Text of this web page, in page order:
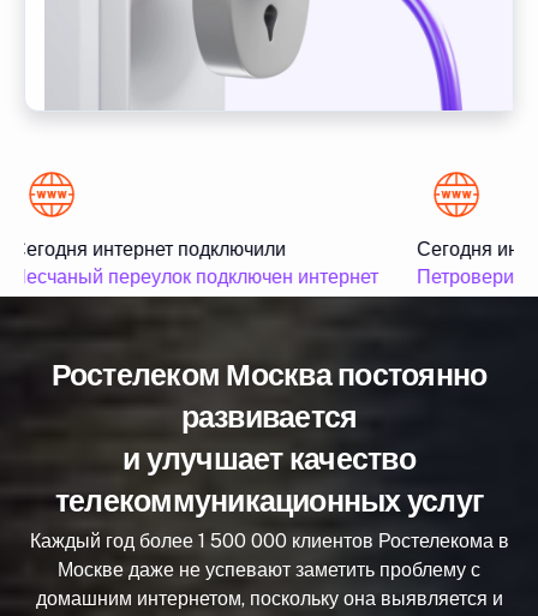
Сегодня интернет подключили
Песчаный переулок подключен интернет
Сегодня
Ростелеком Москва постоянно
развивается
и улучшает качество
телекоммуникационных услуг
Каждый год более 1 500 000 клиентов Ростелекома в
Москве даже не успевают заметить проблему с
домашним интернетом, поскольку она выявляется и